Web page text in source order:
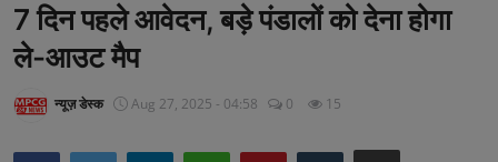
जॉब्स
राष्ट्रीय
राशिफल
7 दिन पहले आवेदन, बड़े पंडालों को देना होगा
ले-आउट मैप
न्यूज़ डेस्क Aug 27, 2025 - 04:58 0 15